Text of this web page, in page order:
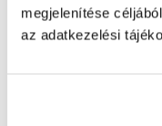
megjelenítése
az adatkezelési